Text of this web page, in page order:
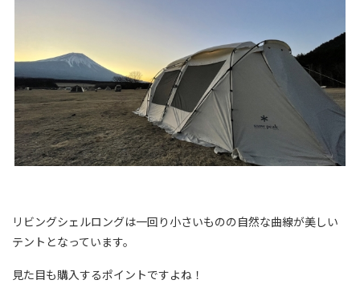
リビングシェルロングは一回り小さいものの自然な曲線が美しい
テントとなっています。
見た目も購入するポイントですよね！